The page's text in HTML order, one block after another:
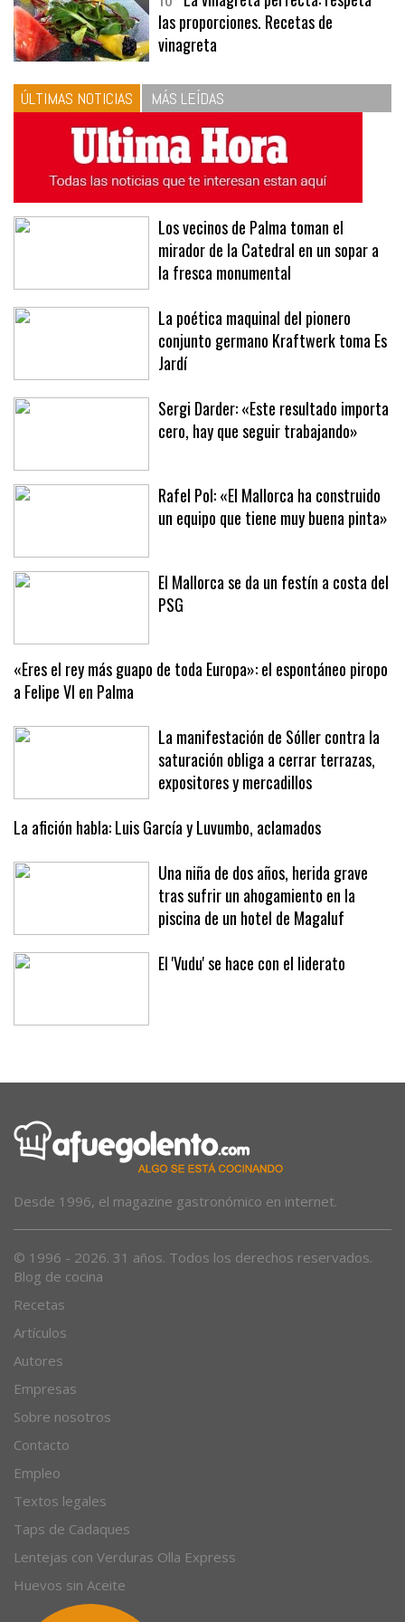
10La vinagreta perfecta: respeta
las proporciones. Recetas de
vinagreta
ÚLTIMAS NOTICIAS MÁS LEÍDAS
Los vecinos de Palma toman el
mirador de la Catedral en un sopar a
la fresca monumental
La poética maquinal del pionero
conjunto germano Kraftwerk toma Es
Jardí
Sergi Darder: «Este resultado importa
Rafel Pol: «El Mallorca ha construido
El Mallorca se da un festín a costa del
«Eres el rey más guapo de toda Europa»: el espontáneo piropo
a Felipe VI en Palma
La manifestación de Sóller contra la
saturación obliga a cerrar terrazas,
expositores y mercadillos
La afición habla: Luis García y Luvumbo, aclamados
Una niña de dos años, herida grave
tras sufrir un ahogamiento en la
piscina de un hotel de Magaluf
Blog de cocina
Recetas
Artículos
Autores
Empresas
Sobre nosotros
Contacto
Empleo
Textos legales
Taps de Cadaques
Lentejas con Verduras Olla Express